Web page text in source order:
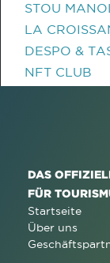
STOU
LA
DESPO &
NFT CLUB
DAS
FÜR
Startseite
Über uns